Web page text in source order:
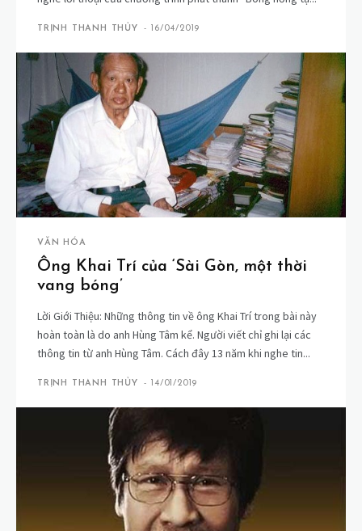
TRỊNH THANH THỦY - 16/04/2019
VĂN HÓA
Ông Khai Trí của ‘Sài Gòn, một thời
vang bóng’
Lời Giới Thiệu: Những thông tin về ông Khai Trí trong bài này
hoàn toàn là do anh Hùng Tâm kể. Người viết chỉ ghi lại các
thông tin từ anh Hùng Tâm. Cách đây 13 năm khi nghe tin...
TRỊNH THANH THỦY - 14/01/2019